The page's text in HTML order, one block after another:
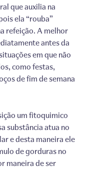
que auxilia na
ela “rouba”
refeição. A melhor
antes da
em que não
como festas,
de fim de semana
um fitoquimico
substância atua no
e desta maneira ele
de gorduras no
maneira de ser